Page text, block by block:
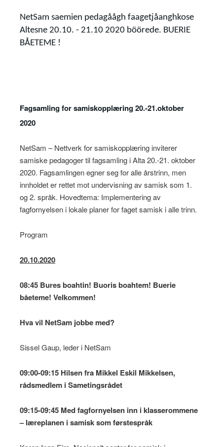
NetSam saemien pedagåågh faagetjåanghkose
Altesne 20.10. - 21.10 2020 böörede. BUERIE
BÅETEME !
Fagsamling for samiskopplæring 20.-21.oktober
2020
NetSam – Nettverk for samiskopplæring inviterer
samiske pedagoger til fagsamling i Alta 20.-21. oktober
2020. Fagsamlingen egner seg for alle årstrinn, men
innholdet er rettet mot undervisning av samisk som 1.
og 2. språk. Hovedtema: Implementering av
fagfornyelsen i lokale planer for faget samisk i alle trinn.
Program
20.10.2020
08:45 Bures boahtin! Buoris boahtem! Buerie
båeteme! Velkommen!
Hva vil NetSam jobbe med?
Sissel Gaup, leder i NetSam
09:00-09:15 Hilsen fra Mikkel Eskil Mikkelsen,
rådsmedlem i Sametingsrådet
09:15-09:45 Med fagfornyelsen inn i klasserommene
– læreplanen i samisk som førstespråk